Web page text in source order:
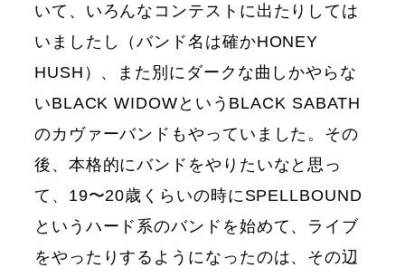
いて、いろんなコンテストに出たりしては
いましたし（バンド名は確かHONEY
HUSH）、また別にダークな曲しかやらな
いBLACK WIDOWというBLACK SABATH
のカヴァーバンドもやっていました。その
後、本格的にバンドをやりたいなと思っ
て、19〜20歳くらいの時にSPELLBOUND
というハード系のバンドを始めて、ライブ
をやったりするようになったのは、その辺